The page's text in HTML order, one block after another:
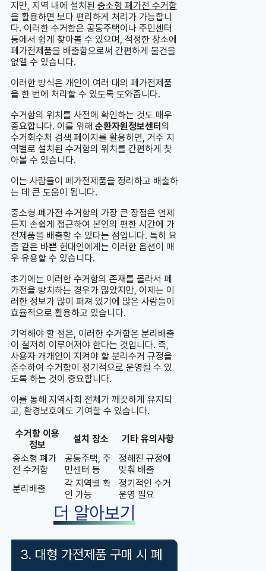
지만, 지역 내에 설치된 중소형 폐가전 수거함
을 활용하면 보다 편리하게 처리가 가능합니
다. 이러한 수거함은 공동주택이나 주민센터
등에서 쉽게 찾아볼 수 있으며, 적정한 장소에
폐가전제품을 배출함으로써 간편하게 물건을
없앨 수 있습니다.
이러한 방식은 개인이 여러 대의 폐가전제품
을 한 번에 처리할 수 있도록 도와줍니다.
수거함의 위치를 사전에 확인하는 것도 매우
중요합니다. 이를 위해 순환자원정보센터 의
수거회수처 검색 페이지를 활용하면, 거주 지
역별로 설치된 수거함의 위치를 간편하게 찾
아볼 수 있습니다.
이는 사람들이 폐가전제품을 정리하고 배출하
는 데 큰 도움이 됩니다.
중소형 폐가전 수거함의 가장 큰 장점은 언제
든지 손쉽게 접근하여 본인의 편한 시간에 가
전제품을 배출할 수 있다는 점입니다. 특히 요
즘 같은 바쁜 현대인에게는 이러한 옵션이 매
우 유용할 수 있습니다.
초기에는 이러한 수거함의 존재를 몰라서 폐
가전을 방치하는 경우가 많았지만, 이제는 이
러한 정보가 많이 퍼져 있기에 많은 사람들이
효율적으로 활용하고 있습니다.
기억해야 할 점은, 이러한 수거함은 분리배출
이 철저히 이루어져야 한다는 것입니다. 즉,
사용자 개개인이 지켜야 할 분리수거 규정을
준수하여 수거함이 정기적으로 운영될 수 있
도록 하는 것이 중요합니다.
이를 통해 지역사회 전체가 깨끗하게 유지되
고, 환경보호에도 기여할 수 있습니다.
수거함 이용
정보
설치 장소
기타 유의사항
중소형 폐가
전 수거함
공동주택, 주
민센터 등
정해진 규정에
맞춰 배출
분리배출
각 지역별 확
인 가능
정기적인 수거
운영 필요
더 알아보기
3. 대형 가전제품 구매 시 폐